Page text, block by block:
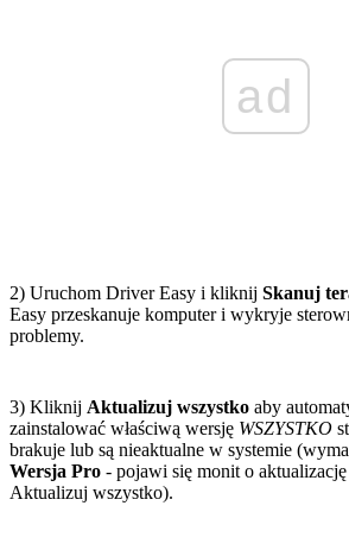
ad
2) Uruchom Driver Easy i kliknij Skanuj
Easy przeskanuje komputer i wykryje
problemy.
3) Kliknij Aktualizuj wszystko aby
zainstalować właściwą wersję WSZYSTKO
brakuje lub są nieaktualne w systemie
Wersja Pro - pojawi się monit o
Aktualizuj wszystko).